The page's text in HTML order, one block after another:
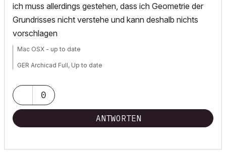
ich muss allerdings gestehen, dass ich Geometrie der
Grundrisses nicht verstehe und kann deshalb nichts
vorschlagen
Mac OSX - up to date
GER Archicad Full, Up to date
0
ANTWORTEN